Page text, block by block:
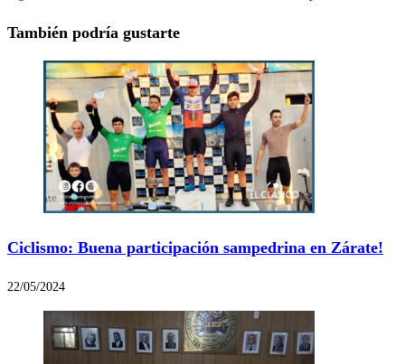
También podría gustarte
Ciclismo: Buena participación sampedrina en Zárate!
22/05/2024